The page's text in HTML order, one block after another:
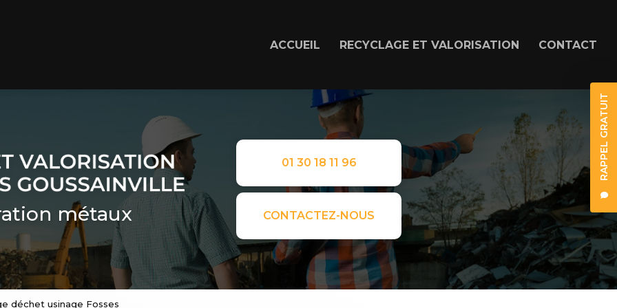
RAPPEL GRATUIT
ACCUEIL RECYCLAGE ET VALORISATION CONTACT
métaux
01 30 18 11 96
CONTACTEZ-NOUS
déchet usinage Fosses